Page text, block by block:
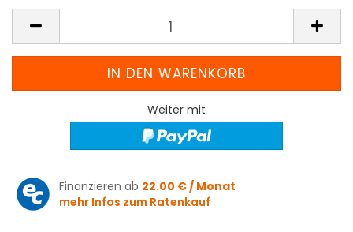
Weiter mit
Finanzieren ab 22.00 € / Monat
mehr Infos zum Ratenkauf